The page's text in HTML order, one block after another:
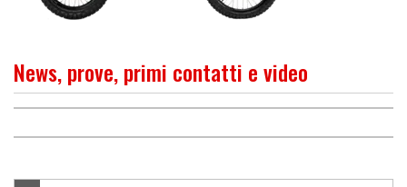
News, prove, primi contatti e video
PROVAHonda CRF 250 L: l’endurina
per città e sterrati
OHonda CRF 250M, motard